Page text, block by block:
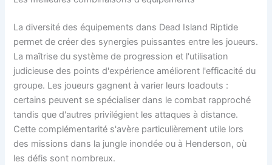
La diversité des équipements dans Dead Island Riptide
permet de créer des synergies puissantes entre les joueurs.
La maîtrise du système de progression et l'utilisation
judicieuse des points d'expérience améliorent l'efficacité du
groupe. Les joueurs gagnent à varier leurs loadouts :
certains peuvent se spécialiser dans le combat rapproché
tandis que d'autres privilégient les attaques à distance.
Cette complémentarité s'avère particulièrement utile lors
des missions dans la jungle inondée ou à Henderson, où
les défis sont nombreux.